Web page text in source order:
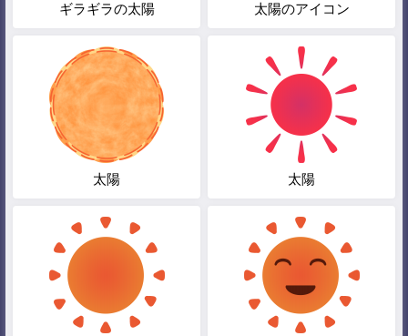
ギラギラの太陽 太陽のアイコン
太陽 太陽